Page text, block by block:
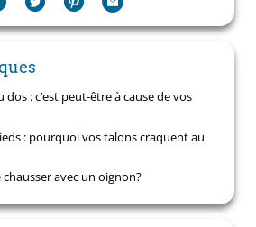
dos : c’est peut-être à cause de vos
: pourquoi vos talons craquent au
avec un oignon?